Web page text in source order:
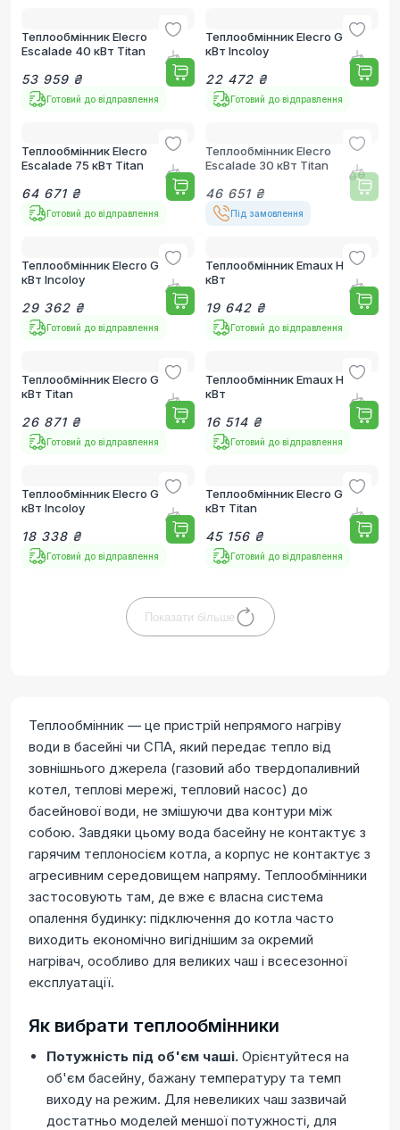
Теплообмінник Elecro
Escalade 40 кВт Titan
53 959 ₴
Готовий до відправлення
Теплообмінник Elecro G2I 49
кВт Incoloy
22 472 ₴
Готовий до відправлення
Теплообмінник Elecro
Escalade 75 кВт Titan
64 671 ₴
Готовий до відправлення
Теплообмінник Elecro
Escalade 30 кВт Titan
46 651 ₴
Під замовлення
Теплообмінник Elecro G2I 85
кВт Incoloy
29 362 ₴
Готовий до відправлення
Теплообмінник Emaux HE 60
кВт
19 642 ₴
Готовий до відправлення
Теплообмінник Elecro G2 30
кВт Titan
26 871 ₴
Готовий до відправлення
Теплообмінник Emaux HE 40
кВт
16 514 ₴
Готовий до відправлення
Теплообмінник Elecro G2I 30
кВт Incoloy
18 338 ₴
Готовий до відправлення
Теплообмінник Elecro G2 85
кВт Titan
45 156 ₴
Готовий до відправлення
Показати більше
Теплообмінник — це пристрій непрямого нагріву
води в басейні чи СПА, який передає тепло від
зовнішнього джерела (газовий або твердопаливний
котел, теплові мережі, тепловий насос) до
басейнової води, не змішуючи два контури між
собою. Завдяки цьому вода басейну не контактує з
гарячим теплоносієм котла, а корпус не контактує з
агресивним середовищем напряму. Теплообмінники
застосовують там, де вже є власна система
опалення будинку: підключення до котла часто
виходить економічно вигіднішим за окремий
нагрівач, особливо для великих чаш і всесезонної
експлуатації.
Як вибрати теплообмінники
Потужність під об'єм чаші. Орієнтуйтеся на
об'єм басейну, бажану температуру та темп
виходу на режим. Для невеликих чаш зазвичай
достатньо моделей меншої потужності, для